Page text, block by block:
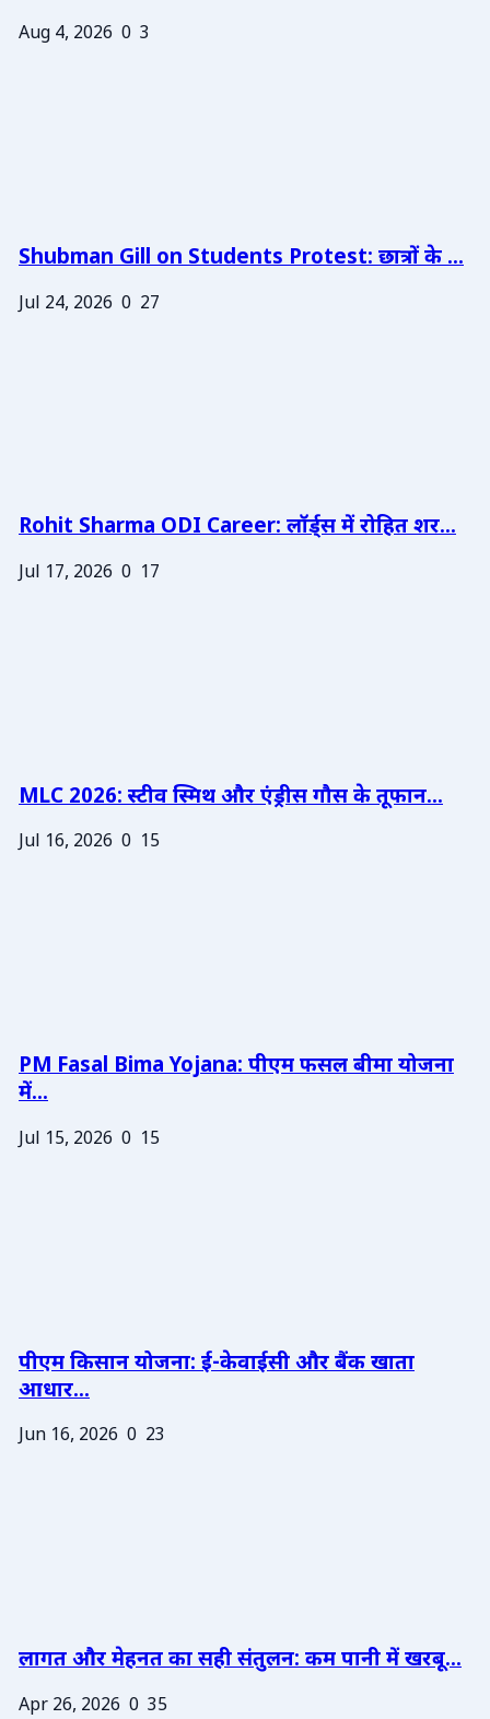
Aug 4, 2026 0 3
Shubman Gill on Students Protest: छात्रों के ...
Jul 24, 2026 0 27
Rohit Sharma ODI Career: लॉर्ड्स में रोहित शर...
Jul 17, 2026 0 17
MLC 2026: स्टीव स्मिथ और एंड्रीस गौस के तूफान...
Jul 16, 2026 0 15
PM Fasal Bima Yojana: पीएम फसल बीमा योजना
में...
Jul 15, 2026 0 15
पीएम किसान योजना: ई-केवाईसी और बैंक खाता
आधार...
Jun 16, 2026 0 23
लागत और मेहनत का सही संतुलन: कम पानी में खरबू...
Apr 26, 2026 0 35